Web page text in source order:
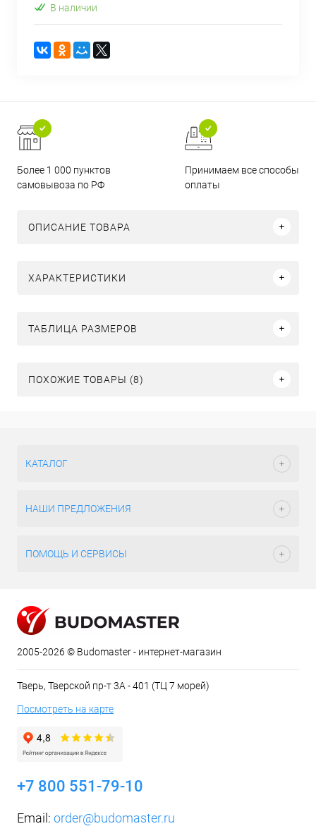
В наличии
Более 1 000 пунктов
самовывоза по РФ
Принимаем все способы
оплаты
ОПИСАНИЕ ТОВАРА
ХАРАКТЕРИСТИКИ
ТАБЛИЦА РАЗМЕРОВ
ПОХОЖИЕ ТОВАРЫ (8)
КАТАЛОГ
НАШИ ПРЕДЛОЖЕНИЯ
ПОМОЩЬ И СЕРВИСЫ
2005-2026 © Budomaster - интернет-магазин
Тверь, Тверской пр-т 3А - 401 (ТЦ 7 морей)
Посмотреть на карте
+7 800 551-79-10
Email: order@budomaster.ru